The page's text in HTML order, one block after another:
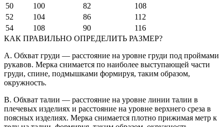
50
100 82
108
52
104 86
112
54
108 90
116
КАК ПРАВИЛЬНО ОПРЕДЕЛИТЬ РАЗМЕР?
A. Обхват груди — расстояние на уровне груди под проймами
рукавов. Мерка снимается по наиболее выступающей части
груди, спине, подмышками формируя, таким образом,
окружность.
B. Обхват талии — расстояние на уровне линии талии в
плечевых изделиях и расстояние на уровне верхнего среза в
поясных изделиях. Мерка снимается плотно прижимая метр к